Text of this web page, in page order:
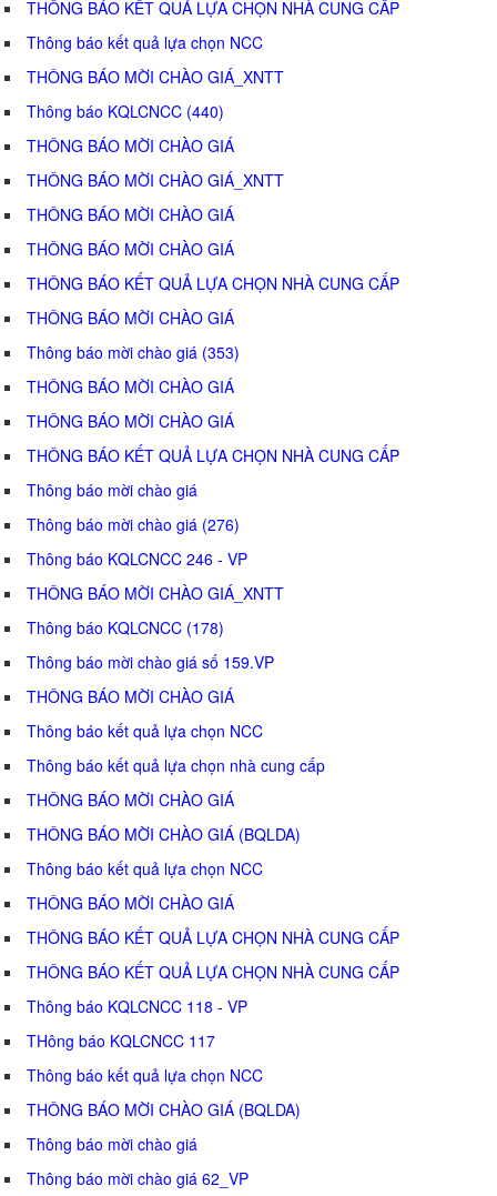
THÔNG BÁO KẾT QUẢ LỰA CHỌN NHÀ CUNG CẤP
Thông báo kết quả lựa chọn NCC
THÔNG BÁO MỜI CHÀO GIÁ_XNTT
Thông báo KQLCNCC (440)
THÔNG BÁO MỜI CHÀO GIÁ
THÔNG BÁO MỜI CHÀO GIÁ_XNTT
THÔNG BÁO MỜI CHÀO GIÁ
THÔNG BÁO MỜI CHÀO GIÁ
THÔNG BÁO KẾT QUẢ LỰA CHỌN NHÀ CUNG CẤP
THÔNG BÁO MỜI CHÀO GIÁ
Thông báo mời chào giá (353)
THÔNG BÁO MỜI CHÀO GIÁ
THÔNG BÁO MỜI CHÀO GIÁ
THÔNG BÁO KẾT QUẢ LỰA CHỌN NHÀ CUNG CẤP
Thông báo mời chào giá
Thông báo mời chào giá (276)
Thông báo KQLCNCC 246 - VP
THÔNG BÁO MỜI CHÀO GIÁ_XNTT
Thông báo KQLCNCC (178)
Thông báo mời chào giá số 159.VP
THÔNG BÁO MỜI CHÀO GIÁ
Thông báo kết quả lựa chọn NCC
Thông báo kết quả lựa chọn nhà cung cấp
THÔNG BÁO MỜI CHÀO GIÁ
THÔNG BÁO MỜI CHÀO GIÁ (BQLDA)
Thông báo kết quả lựa chọn NCC
THÔNG BÁO MỜI CHÀO GIÁ
THÔNG BÁO KẾT QUẢ LỰA CHỌN NHÀ CUNG CẤP
THÔNG BÁO KẾT QUẢ LỰA CHỌN NHÀ CUNG CẤP
Thông báo KQLCNCC 118 - VP
THông báo KQLCNCC 117
Thông báo kết quả lựa chọn NCC
THÔNG BÁO MỜI CHÀO GIÁ (BQLDA)
Thông báo mời chào giá
Thông báo mời chào giá 62_VP